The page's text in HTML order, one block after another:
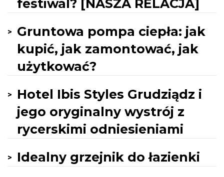
festiwal? [NASZA RELACJA]
Gruntowa pompa ciepła: jak
kupić, jak zamontować, jak
użytkować?
Hotel Ibis Styles Grudziądz i
jego oryginalny wystrój z
rycerskimi odniesieniami
Idealny grzejnik do łazienki